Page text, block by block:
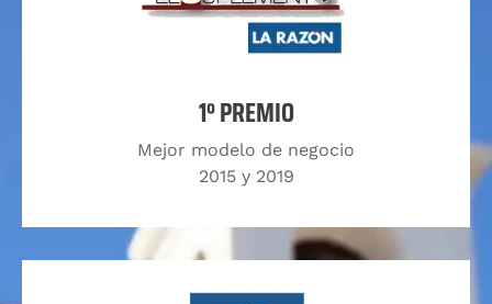
1º PREMIO
Mejor modelo de negocio
2015 y 2019